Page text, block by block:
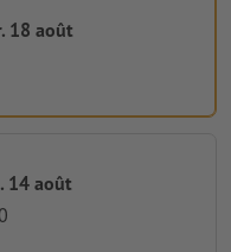
18 août
14 août